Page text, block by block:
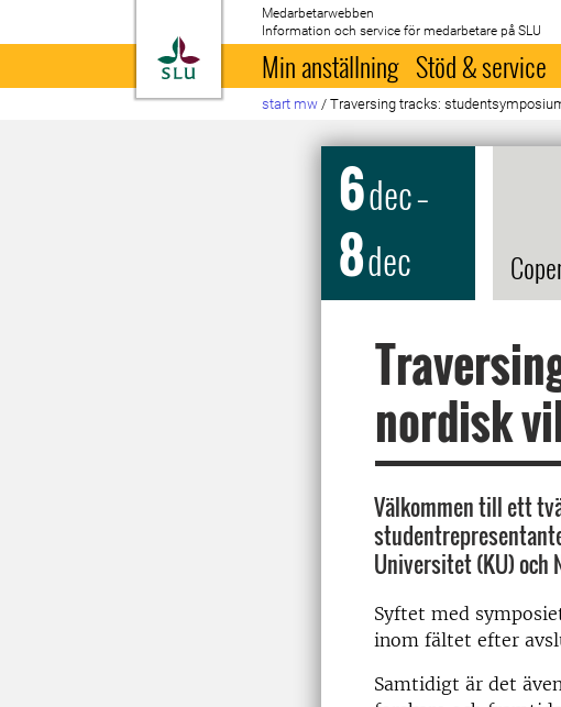
Till startsida
Medarbetarwebben
Information och service för medarbetare på SLU
Min anställning Stöd & service
start mw / Traversing tracks:
6dec–
8dec
nordisk
Välkommen till ett
Universitet (KU) och
Syftet med
inom fältet efter
Samtidigt är det